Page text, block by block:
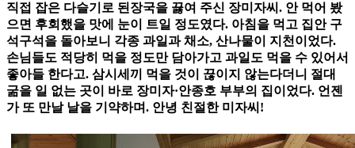
직접 잡은 다슬기로 된장국을 끓여 주신 장미자씨. 안 먹어 봤
으면 후회했을 맛에 눈이 트일 정도였다. 아침을 먹고 집안 구
석구석을 돌아보니 각종 과일과 채소, 산나물이 지천이었다.
손님들도 적당히 먹을 정도만 담아가고 과일도 먹을 수 있어서
좋아들 한다고. 삼시세끼 먹을 것이 끊이지 않는다더니 절대
굶을 일 없는 곳이 바로 장미자·안종호 부부의 집이었다. 언젠
가 또 만날 날을 기약하며. 안녕 친절한 미자씨!